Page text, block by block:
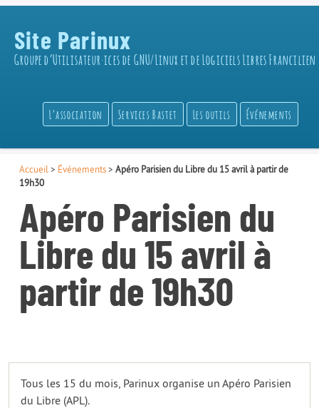
Site Parinux
Groupe d’Utilisateur·ices de GNU/Linux et de Logiciels Libres Francilien
L’association Services Bastet Les outils Événements
Accueil > Événements> Apéro Parisien du Libre du 15 avril à partir de
19h30
Apéro Parisien du
Libre du 15 avril à
partir de 19h30
Tous les 15 du mois, Parinux organise un Apéro Parisien
du Libre (APL).